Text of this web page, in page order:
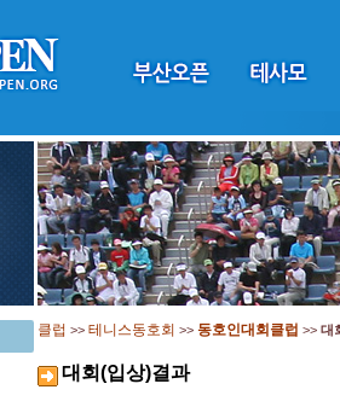
클럽 >> 테니스동호회 >> 동호인대회클럽 >> 대
대회(입상)결과